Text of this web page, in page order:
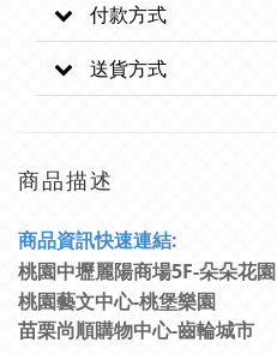
付款方式
送貨方式
商品描述
商品資訊快速連結:
桃園中壢麗陽商場5F-朵朵花園
桃園藝文中心-桃堡樂園
苗栗尚順購物中心-齒輪城市